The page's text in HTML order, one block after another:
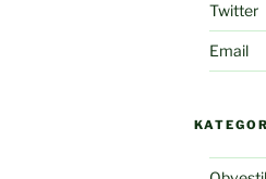
Twitter
Email